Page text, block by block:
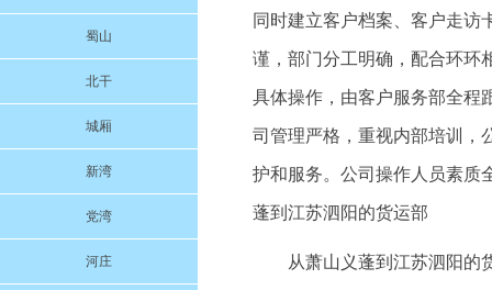
蜀山
北干
城厢
新湾
党湾
河庄
同时建立客户档案、客户走访
谨，部门分工明确，配合环环
具体操作，由客户服务部全程
司管理严格，重视内部培训，
护和服务。公司操作人员素质
蓬到江苏泗阳的货运部
从萧山义蓬到江苏泗阳的